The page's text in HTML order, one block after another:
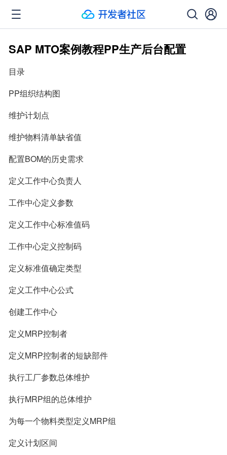
SAP MTO案例教程PP生产后台配置
目录
PP组织结构图
维护计划点
维护物料清单缺省值
配置BOM的历史需求
定义工作中心负责人
工作中心定义参数
定义工作中心标准值码
工作中心定义控制码
定义标准值确定类型
定义工作中心公式
创建工作中心
定义MRP控制者
定义MRP控制者的短缺部件
执行工厂参数总体维护
执行MRP组的总体维护
为每一个物料类型定义MRP组
定义计划区间